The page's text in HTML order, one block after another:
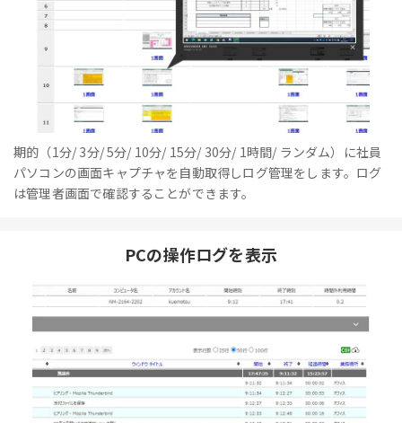
期的（1分/ 3分/ 5分/ 10分/ 15分/ 30分/ 1時間/ ランダム）に社員
パソコンの画面キャプチャを自動取得しログ管理をします。ログ
は管理者画面で確認することができます。
PCの操作ログを表示